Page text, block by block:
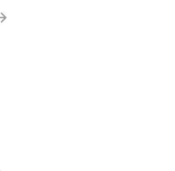
En garde alternée, Sandrine, ma garde